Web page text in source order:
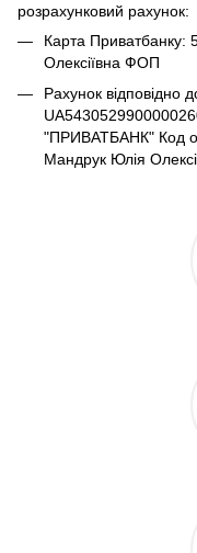
розрахунковий рахунок:
Карта Приватбанку:
Олексіївна ФОП
Рахунок відповідно
"ПРИВАТБАНК" Код
Мандрук Юлія